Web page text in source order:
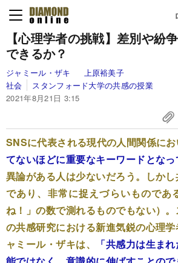
【心理学者の挑戦】差別や紛
できるか？
ジャミール・ザキ
上原裕美子
社会
スタンフォード大学の共感の授業
2021年8月21日 3:15
SNSに代表される現代の人間関係に
てないほどに重要なキーワードとなっ
異論がある人は少ないだろう。しか
であり、非常に捉えづらいものであ
ね！」の数で測れるものでもない）
の共感研究における新進気鋭の心理
ャミール・ザキは、
「共感力は生ま